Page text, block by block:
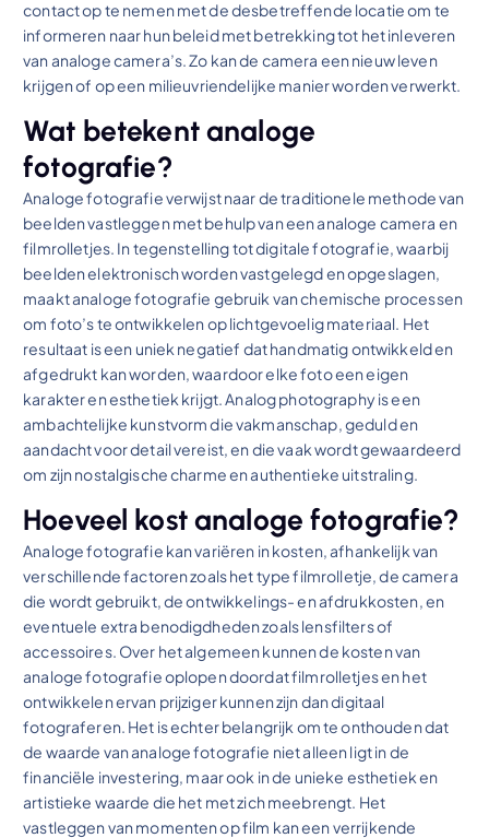
contact op te nemen met de desbetreffende locatie om te
informeren naar hun beleid met betrekking tot het inleveren
van analoge camera’s. Zo kan de camera een nieuw leven
krijgen of op een milieuvriendelijke manier worden verwerkt.
Wat betekent analoge
fotografie?
Analoge fotografie verwijst naar de traditionele methode van
beelden vastleggen met behulp van een analoge camera en
filmrolletjes. In tegenstelling tot digitale fotografie, waarbij
beelden elektronisch worden vastgelegd en opgeslagen,
maakt analoge fotografie gebruik van chemische processen
om foto’s te ontwikkelen op lichtgevoelig materiaal. Het
resultaat is een uniek negatief dat handmatig ontwikkeld en
afgedrukt kan worden, waardoor elke foto een eigen
karakter en esthetiek krijgt. Analog photography is een
ambachtelijke kunstvorm die vakmanschap, geduld en
aandacht voor detail vereist, en die vaak wordt gewaardeerd
om zijn nostalgische charme en authentieke uitstraling.
Hoeveel kost analoge fotografie?
Analoge fotografie kan variëren in kosten, afhankelijk van
verschillende factoren zoals het type filmrolletje, de camera
die wordt gebruikt, de ontwikkelings- en afdrukkosten, en
eventuele extra benodigdheden zoals lensfilters of
accessoires. Over het algemeen kunnen de kosten van
analoge fotografie oplopen doordat filmrolletjes en het
ontwikkelen ervan prijziger kunnen zijn dan digitaal
fotograferen. Het is echter belangrijk om te onthouden dat
de waarde van analoge fotografie niet alleen ligt in de
financiële investering, maar ook in de unieke esthetiek en
artistieke waarde die het met zich meebrengt. Het
vastleggen van momenten op film kan een verrijkende